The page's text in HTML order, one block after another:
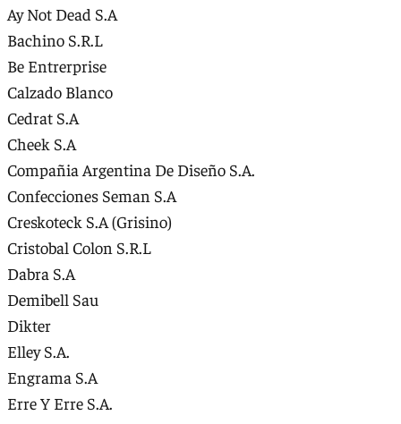
Ay Not Dead S.A
Bachino S.R.L
Be Entrerprise
Calzado Blanco
Cedrat S.A
Cheek S.A
Compañia Argentina De Diseño S.A.
Confecciones Seman S.A
Creskoteck S.A (Grisino)
Cristobal Colon S.R.L
Dabra S.A
Demibell Sau
Dikter
Elley S.A.
Engrama S.A
Erre Y Erre S.A.